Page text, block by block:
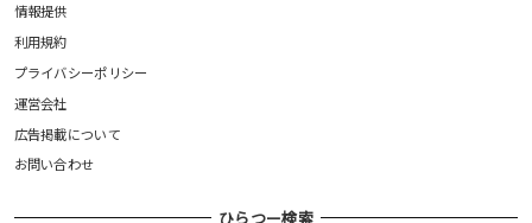
情報提供
利用規約
プライバシーポリシー
運営会社
広告掲載について
お問い合わせ
ひらつー検索